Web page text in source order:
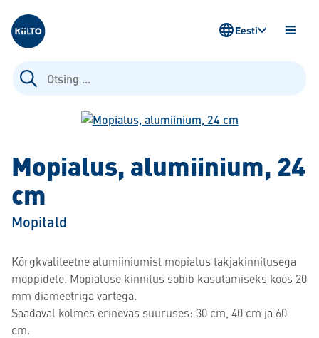
Kiilto Estonia
Otsi:
AVA
Eesti
Mopialus, alumiinium, 24
cm
Mopitald
Kõrgkvaliteetne alumiiniumist mopialus takjakinnitusega
moppidele. Mopialuse kinnitus sobib kasutamiseks koos 20
mm diameetriga vartega.
Saadaval kolmes erinevas suuruses: 30 cm, 40 cm ja 60
cm.